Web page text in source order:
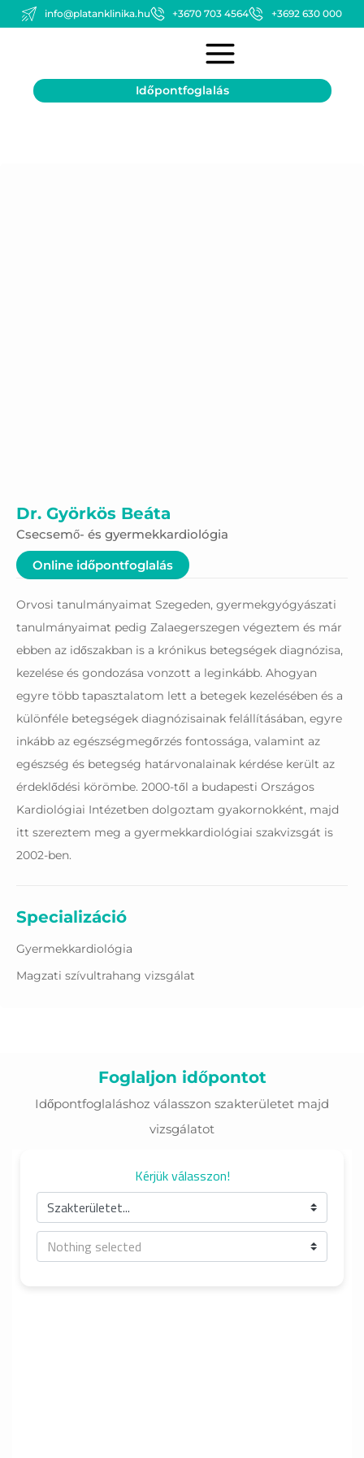
info@platanklinika.hu +3670 703 4564 +3692 630 000
Időpontfoglalás
Dr. Györkös Beáta
Csecsemő- és gyermekkardiológia
Online időpontfoglalás
Orvosi tanulmányaimat Szegeden, gyermekgyógyászati
tanulmányaimat pedig Zalaegerszegen végeztem és már
ebben az időszakban is a krónikus betegségek diagnózisa,
kezelése és gondozása vonzott a leginkább. Ahogyan
egyre több tapasztalatom lett a betegek kezelésében és a
különféle betegségek diagnózisainak felállításában, egyre
inkább az egészségmegőrzés fontossága, valamint az
egészség és betegség határvonalainak kérdése került az
érdeklődési körömbe. 2000-től a budapesti Országos
Kardiológiai Intézetben dolgoztam gyakornokként, majd
itt szereztem meg a gyermekkardiológiai szakvizsgát is
2002-ben.
Specializáció
Gyermekkardiológia
Magzati szívultrahang vizsgálat
2013-2015 Országos Sport Egészségügyi Intézet, Budapest
2004-2005 Semmelweis Egyetem I. sz Női Klinika,
Budapest
2000-2002 Gottsegen György Országos Kardiológiai
1995-1999 Zala Megyei Kórház, Zalaegerszeg
1986-1993 Szent- Györgyi Albert Orvostudományi
Egyetem, Szeged
2015.10.15: Sonographus továbbképzés (pontszerző) cím:
Magzati echocardiographia a fejlődési rendellenességek
tükrében (Budapest ETI)
Foglaljon időpontot
Időpontfoglaláshoz válasszon szakterületet majd
vizsgálatot